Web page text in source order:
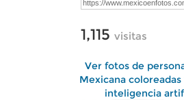
1,115 visitas
Ver fotos de
Mexicana
inteligencia